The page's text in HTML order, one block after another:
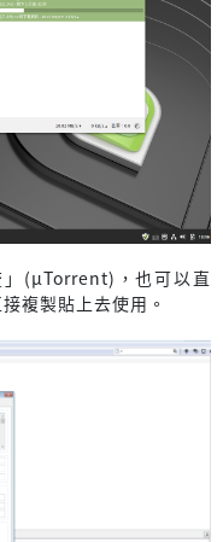
(µTorrent)，也可以直
複製貼上去使用。